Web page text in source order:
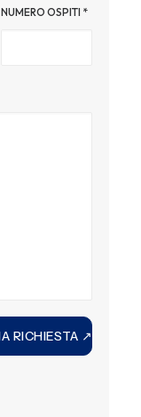
NUMERO OSPITI *